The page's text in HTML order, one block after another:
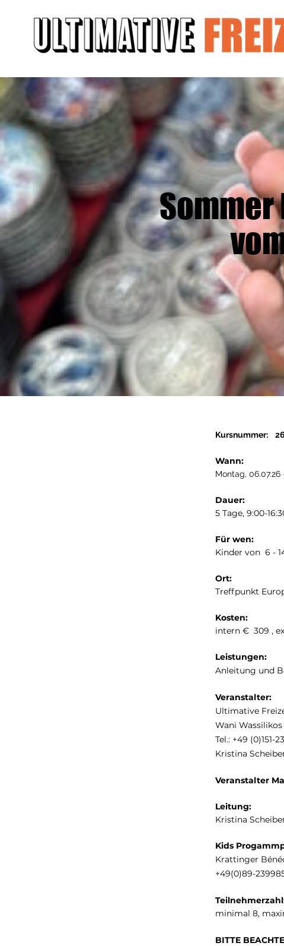
Kursnummer:
Wann:
Montag, 06.07.26
Dauer:
5 Tage, 9:00-
Für wen:
Kinder von 6 -
Ort:
Treffpunkt
Kosten:
intern € 309 ,
Leistungen:
Anleitung und
Veranstalter:
Ultimative
Wani
Tel.: +49 (0)151-
Kristina
Veranstalter
Leitung:
Kristina
Kids
Krattinger
+49(0)89-
minimal 8,
BITTE